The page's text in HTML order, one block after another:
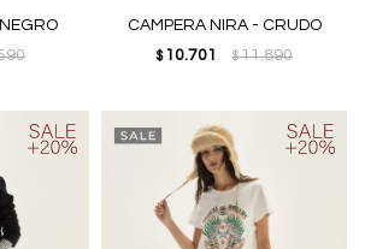
CAMPERA NIRA - CRUDO
$ 10.701 $11.890